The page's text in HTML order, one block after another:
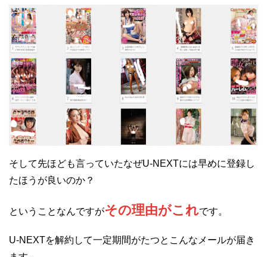
そして先ほども言っていたなぜU-NEXTには早めに登録し
たほうが良いのか？
ということなんですがその理由がこれです。
U-NEXTを解約して一定期間がたつとこんなメールが届き